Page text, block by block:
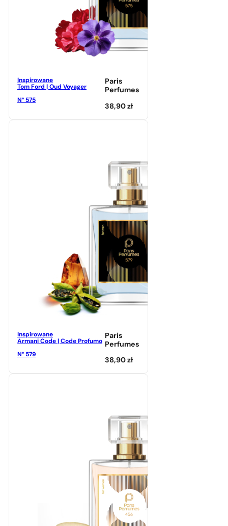
Inspirowane
Tom Ford | Oud Voyager
N° 575
Paris
Perfumes
38,90zł
Inspirowane
Armani Code | Code Profumo
N° 579
Paris
Perfumes
38,90zł